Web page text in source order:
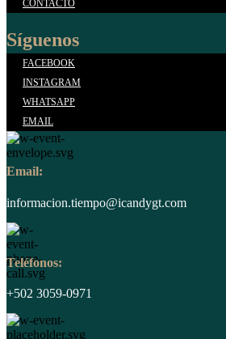
CONTACTO
Síguenos
FACEBOOK
INSTAGRAM
WHATSAPP
EMAIL
Email:
informacion.tiempo@icandygt.com
Teléfonos:
+502 3059-0971